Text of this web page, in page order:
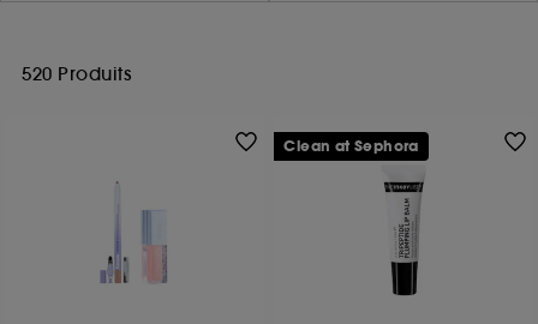
520 Produits
Clean at Sephora